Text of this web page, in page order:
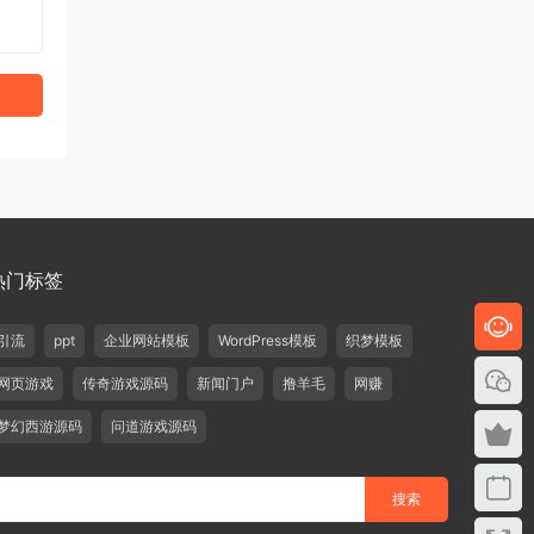
门标签
流 ppt 企业网站模板 WordPress模板 织梦模板
页游戏 传奇游戏源码 新闻门户 撸羊毛 网赚
幻西游源码 问道游戏源码